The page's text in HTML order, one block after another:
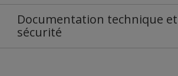
Documentation technique
sécurité